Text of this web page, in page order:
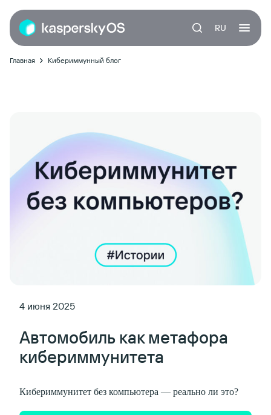
RU
Главная Кибериммунный блог
4 июня 2025
Автомобиль как метафора
кибериммунитета
Кибериммунитет без компьютера — реально ли это?